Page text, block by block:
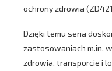
ochrony zdrowia
Dzięki temu seria
zastosowaniach m.in.
zdrowia, transporcie i